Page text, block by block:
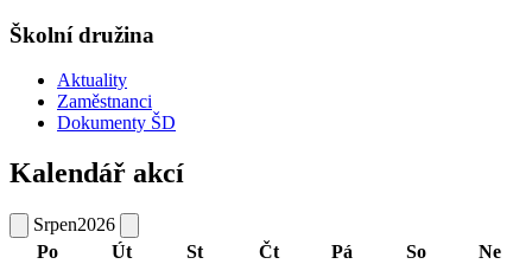
Školní družina
Aktuality
Zaměstnanci
Dokumenty ŠD
Kalendář akcí
Srpen2026
Po
Út St Čt Pá So
Ne